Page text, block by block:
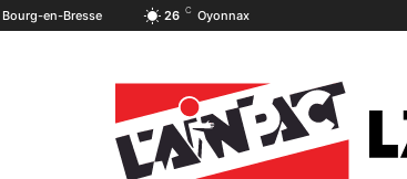
Bourg-en-Bresse 26 C Oyonnax